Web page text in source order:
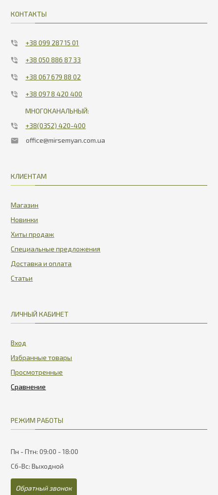
КОНТАКТЫ
+38 099 287 15 01
+38 050 886 87 33
+38 067 679 88 02
+38 097 8 420 400
МНОГОКАНАЛЬНЫЙ:
+38(0352) 420-400
office@mirsemyan.com.ua
КЛИЕНТАМ
Магазин
Новинки
Хиты продаж
Специальные предложения
Доставка и оплата
Статьи
ЛИЧНЫЙ КАБИНЕТ
Вход
Избранные товары
Просмотренные
РЕЖИМ РАБОТЫ
Пн - Птн: 09:00 - 18:00
Сб-Вс: Выходной
Обратный звонок